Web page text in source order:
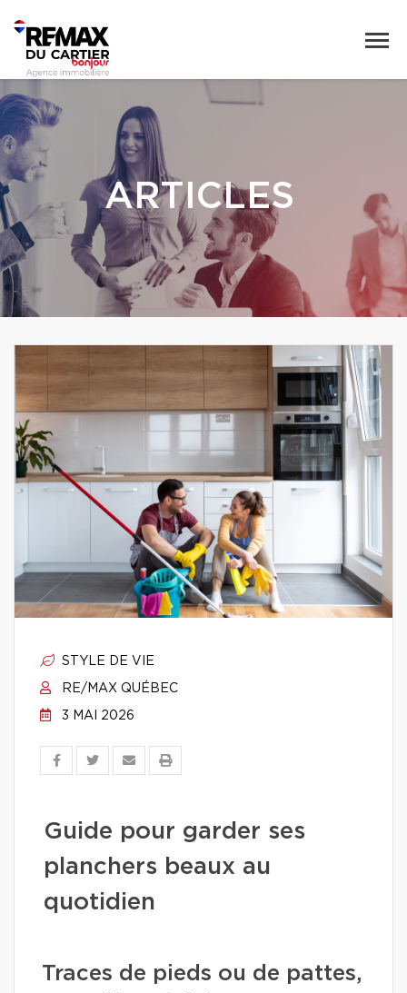
ARTICLES
STYLE DE VIE
RE/MAX QUÉBEC
3 MAI 2026
Guide pour garder ses
planchers beaux au
quotidien
Traces de pieds ou de pattes,